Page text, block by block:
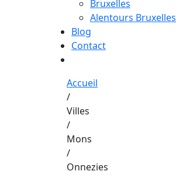
Bruxelles
Alentours Bruxelles
Blog
Contact
Accueil
/
Villes
/
Mons
/
Onnezies